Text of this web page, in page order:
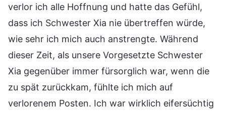
verlor ich alle Hoffnung und hatte das Gefühl,
dass ich Schwester Xia nie übertreffen würde,
wie sehr ich mich auch anstrengte. Während
dieser Zeit, als unsere Vorgesetzte Schwester
Xia gegenüber immer fürsorglich war, wenn die
zu spät zurückkam, fühlte ich mich auf
verlorenem Posten. Ich war wirklich eifersüchtig